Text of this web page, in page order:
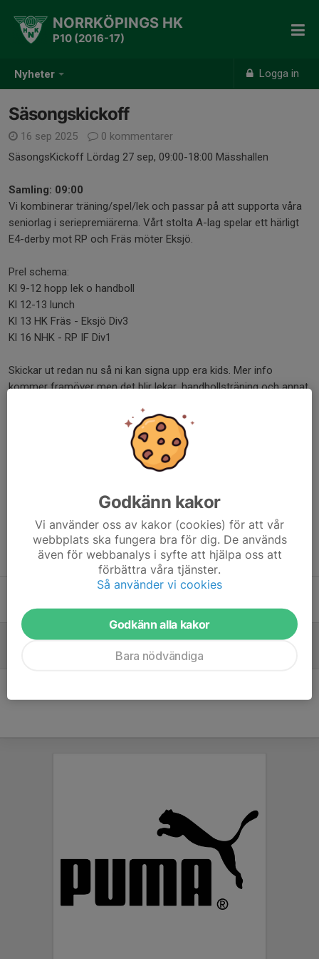
Nyheter Logga in
NORRKÖPINGS HK
P10 (2016-17)
Säsongskickoff
16 sep 2025
0 kommentarer
SäsongsKickoff Lördag 27 sep, 09:00-18:00 Mässhallen
Samling: 09:00
Vi kombinerar träning/spel/lek och passar på att supporta våra
seniorlag i seriepremiärerna. Vårt stolta A-lag spelar ett härligt
E4-derby mot RP och Fräs möter Eksjö.
Prel schema:
Kl 9-12 hopp lek o handboll
Kl 12-13 lunch
Kl 13 HK Fräs - Eksjö Div3
Kl 16 NHK - RP IF Div1
Skickar ut redan nu så ni kan signa upp era kids. Mer info
kommer framöver men det blir lekar, handbollsträning och annat
Ni Föräldrar, släkt, vänner och handbollsnördar ser så klart till att
vara på plats för matcherna så vi fyller hallen
Tidigare nyheter
Ledare som skapar glädje och gemenskap sökes
26 nov 2025 0
Säsongskickoff
0
Godkänn kakor
Vi använder oss av kakor (cookies) för att vår
webbplats ska fungera bra för dig. De används
även för webbanalys i syfte att hjälpa oss att
förbättra våra tjänster.
Så använder vi cookies
Godkänn alla kakor
Bara nödvändiga